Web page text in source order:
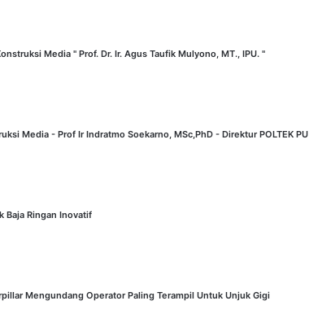
Media " Prof. Dr. Ir. Agus Taufik Mulyono, MT., IPU. "
Media - Prof Ir Indratmo Soekarno, MSc,PhD - Direktur POLTEK PU
Baja Ringan Inovatif
Mengundang Operator Paling Terampil Untuk Unjuk Gigi